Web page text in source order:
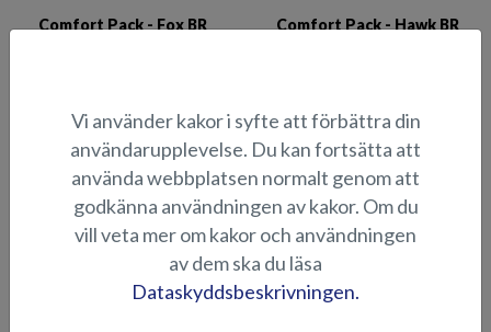
Comfort Pack - Fox BR Comfort Pack - Hawk BR
Comfort Pack - Puma BR Comfort Pack - Raptor DCz
Vi använder kakor i syfte att förbättra din
användarupplevelse. Du kan fortsätta att
använda webbplatsen normalt genom att
godkänna användningen av kakor. Om du
vill veta mer om kakor och användningen
av dem ska du läsa
Dataskyddsbeskrivningen.